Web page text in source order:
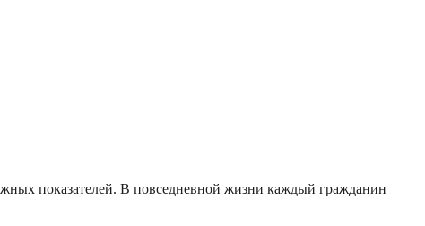
показателей. В повседневной жизни каждый гражданин